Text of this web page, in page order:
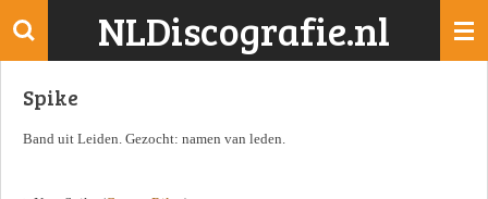
Ga
de
NLDiscografie.nl
Spike
Band uit Leiden. Gezocht: namen van leden.